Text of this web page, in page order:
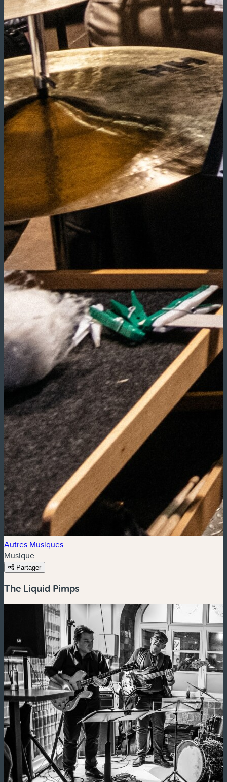
Autres Musiques
Musique
Partager
The Liquid Pimps